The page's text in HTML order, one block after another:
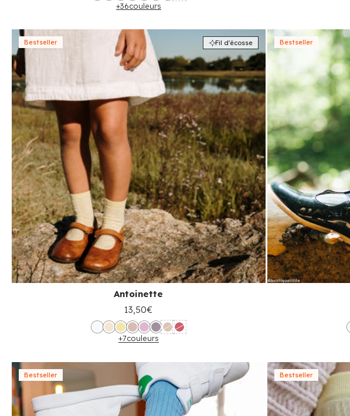
+36couleurs
Bestseller Fil d'écosse
Antoinette
13,50€
+7couleurs
Bestseller
Bestseller Bestseller